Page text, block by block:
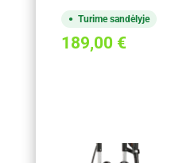
Turime sandėlyje
189,00 €